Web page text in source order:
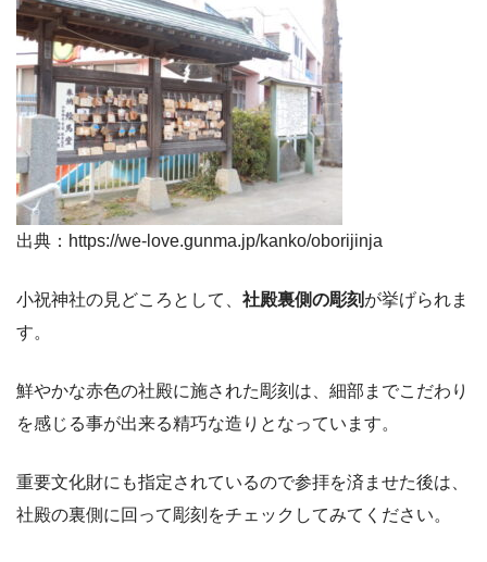
出典：https://we-love.gunma.jp/kanko/oborijinja
小祝神社の見どころとして、 社殿裏側の彫刻 が挙げられま
す。
鮮やかな赤色の社殿に施された彫刻は、細部までこだわり
を感じる事が出来る精巧な造りとなっています。
重要文化財にも指定されているので参拝を済ませた後は、
社殿の裏側に回って彫刻をチェックしてみてください。